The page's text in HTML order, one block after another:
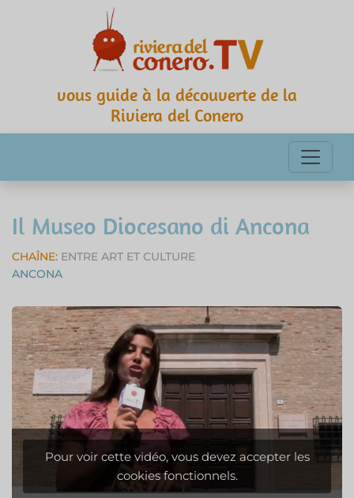
vous guide à la découverte de la
Riviera del Conero
Il Museo Diocesano di Ancona
CHAÎNE: ENTRE ART ET CULTURE
ANCONA
Pour voir cette vidéo, vous devez accepter les
cookies fonctionnels.